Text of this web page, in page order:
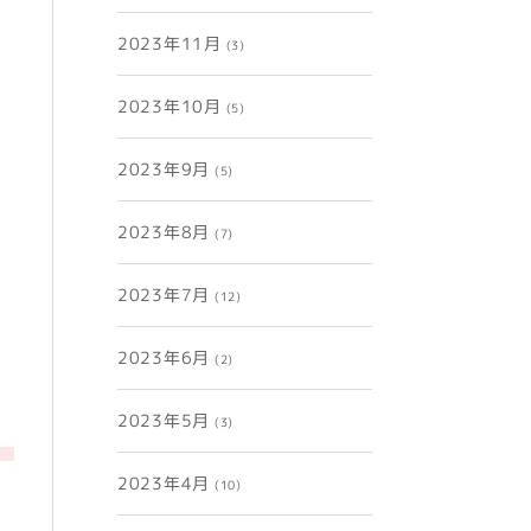
2023年11月 (3)
2023年10月 (5)
2023年9月 (5)
2023年8月 (7)
2023年7月 (12)
2023年6月 (2)
2023年5月 (3)
2023年4月 (10)